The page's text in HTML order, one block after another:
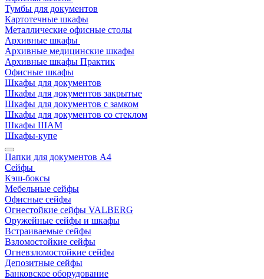
Тумбы для документов
Картотечные шкафы
Металлические офисные столы
Архивные шкафы
Архивные медицинские шкафы
Архивные шкафы Практик
Офисные шкафы
Шкафы для документов
Шкафы для документов закрытые
Шкафы для документов с замком
Шкафы для документов со стеклом
Шкафы ШАМ
Шкафы-купе
Папки для документов A4
Сейфы
Кэш-боксы
Мебельные сейфы
Офисные сейфы
Огнестойкие сейфы VALBERG
Оружейные сейфы и шкафы
Встраиваемые сейфы
Взломостойкие сейфы
Огневзломостойкие сейфы
Депозитные сейфы
Банковское оборудование